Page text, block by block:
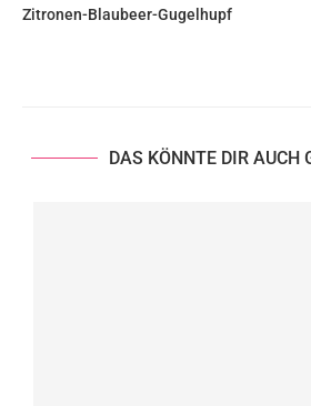
Zitronen-Blaubeer-Gugelhupf
DAS KÖNNTE DIR AUCH